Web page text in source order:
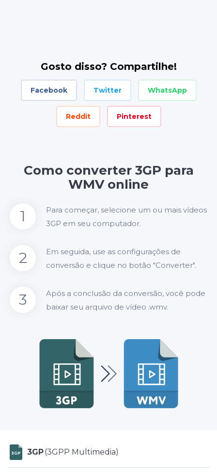
Gosto disso? Compartilhe!
Facebook Twitter WhatsApp
Reddit Pinterest
Como converter 3GP para
WMV online
1
Para começar, selecione um ou mais vídeos
3GP em seu computador.
2
Em seguida, use as configurações de
conversão e clique no botão "Converter".
3
Após a conclusão da conversão, você pode
baixar seu arquivo de vídeo .wmv.
3GP 3GP(3GPP Multimedia)